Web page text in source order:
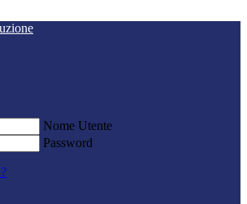
Nome Utente
Password